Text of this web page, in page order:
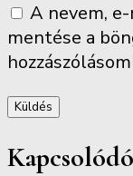
A nevem,
mentése a